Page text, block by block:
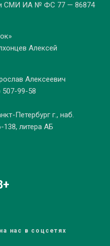
СМИ ИА № ФС 77 — 86874
Алексей
Алексеевич
507-99-58
Петербург г., наб.
литера АБ
нас в соцсетях